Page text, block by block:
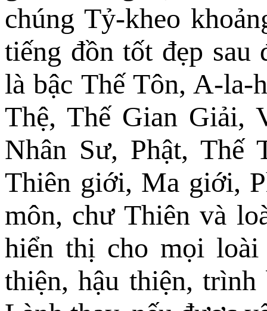
chúng Tỷ-kheo
tiếng đồn tốt đẹp sau
là bậc Thế Tôn, A-la-
Thệ, Thế Gian Giải,
Nhân Sư, Phật,
Thiên giới, Ma giới,
môn, chư Thiên và
hiển thị cho mọi loài
thiện, hậu thiện, trình